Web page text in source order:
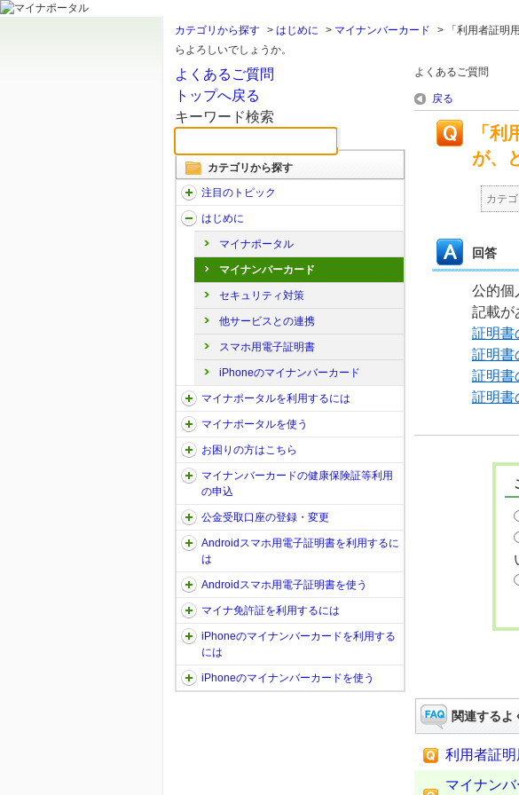
カテゴリから探す > はじめに > マイナンバーカード >
「利用者証明
らよろしいでしょうか。
よくあるご質問
トップへ戻る
キーワード検索
カテゴリから探す
注目のトピック
はじめに
マイナポータル
マイナンバーカード
セキュリティ対策
他サービスとの連携
スマホ用電子証明書
iPhoneのマイナンバーカード
マイナポータルを利用するには
マイナポータルを使う
お困りの方はこちら
マイナンバーカードの健康保険証等利用
の申込
公金受取口座の登録・変更
Androidスマホ用電子証明書を利用するに
は
Androidスマホ用電子証明書を使う
マイナ免許証を利用するには
iPhoneのマイナンバーカードを利用する
には
iPhoneのマイナンバーカードを使う
よくあるご質問
戻る
「
が、
カテ
回答
公的個
記載が
証明書
証明書
証明書
証明書
関連するよ
利用者証明
マイナン